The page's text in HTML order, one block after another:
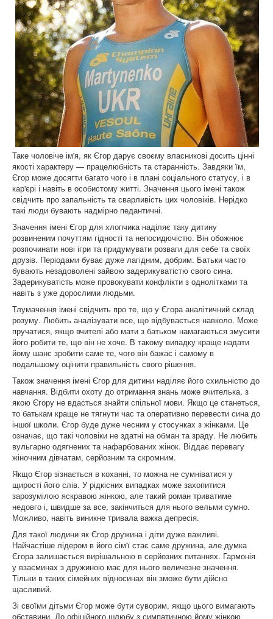
Таке чоловіче ім'я, як Єгор дарує своєму власникові досить цінні
якості характеру — працелюбність та старанність. Завдяки їм,
Єгор може досягти багато чого і в плані соціального статусу, і в
кар'єрі і навіть в особистому житті. Значення цього імені також
свідчить про запальність та сварливість цих чоловіків. Нерідко
такі люди бувають надмірно педантичні.
Значення імені Єгор для хлопчика наділяє таку дитину
розвиненим почуттям гідності та непосидючістю. Він обожнює
розпочинати нові ігри та придумувати розваги для себе та своїх
друзів. Періодами буває дуже лагідним, добрим. Батьки часто
бувають незадоволені зайвою задерикуватістю свого сина.
Задерикуватість може провокувати конфлікти з однолітками та
навіть з уже дорослими людьми.
Тлумачення імені свідчить про те, що у Єгора аналітичний склад
розуму. Любить аналізувати все, що відбувається навколо. Може
пручатися, якщо вчителі або мати з батьком намагаються змусити
його робити те, що він не хоче. В такому випадку краще надати
йому шанс зробити саме те, чого він бажає і самому в
подальшому оцінити правильність свого рішення.
Також значення імені Єгор для дитини наділяє його схильністю до
навчання. Відбити охоту до отримання знань може вчителька, з
якою Єгору не вдасться знайти спільної мови. Якщо це станеться,
то батькам краще не тягнути час та оперативно перевести сина до
іншої школи. Єгор буде дуже чесним у стосунках з жінками. Це
означає, що такі чоловіки не здатні на обман та зраду. Не любить
вульгарно одягнених та нафарбованих жінок. Віддає перевагу
жіночним дівчатам, серйозним та скромним.
Якщо Єгор зізнається в коханні, то можна не сумніватися у
щирості його слів. У рідкісних випадках може захопитися
зарозумілою яскравою жінкою, але такий роман триватиме
недовго і, швидше за все, закінчиться для нього вельми сумно.
Можливо, навіть виникне тривала важка депресія.
Для такої людини як Єгор дружина і діти дуже важливі.
Найчастіше лідером в його сім'ї стає саме дружина, але думка
Єгора залишається вирішальною в серйозних питаннях. Гармонія
у взаєминах з дружиною має для нього величезне значення.
Тільки в таких сімейних відносинах він зможе бути дійсно
щасливий.
Зі своїми дітьми Єгор може бути суворим, якщо цього вимагають
обставини. До офіційного шлюбу з симпатичною йому жінкою